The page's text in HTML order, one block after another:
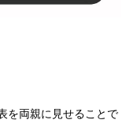
を両親に見せることで